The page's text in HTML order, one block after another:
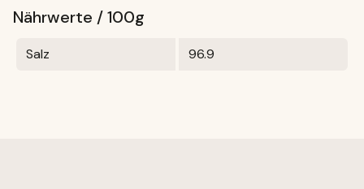
Nährwerte / 100g
Salz 96.9